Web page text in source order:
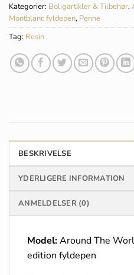
Kategorier: Boligartikler & Tilbehør,
Montblanc fyldepen, Penne
Tag: Resin
BESKRIVELSE
YDERLIGERE INFORMATION
ANMELDELSER (0)
Model:Around The
edition fyldepen